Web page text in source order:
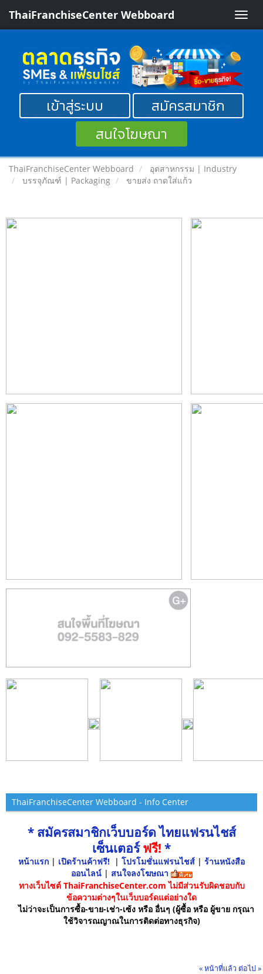
Toggle
ThaiFranchiseCenter Webboard
เข้าสู่ระบบ
สมัครสมาชิก
สนใจโฆษณา
ThaiFranchiseCenter Webboard
อุตสาหกรรม | Industry
บรรจุภัณฑ์ | Packaging
ขายส่ง ถาดใส่แก้ว
ThaiFranchiseCenter Webboard - Info Center
* สมัครสมาชิกเว็บบอร์ด ไทยแฟรนไชส์
เซ็นเตอร์ฟรี! *
หน้าแรก | เปิดร้านค้าฟรี! | โปรโมชั่นแฟรนไชส์ | ร้านหนังสือ
ออนไลน์ | สนใจลงโฆษณา
ทางเว็บไซต์ ThaiFranchiseCenter.com ไม่มีส่วนรับผิดชอบกับ
ข้อความต่างๆในเว็บบอร์ดแต่อย่างใด
ไม่ว่าจะเป็นการซื้อ-ขาย-เช่า-เซ้ง หรือ อื่นๆ (ผู้ซื้อ หรือ ผู้ขาย กรุณา
ใช้วิจารณญาณในการติดต่อทางธุรกิจ)
« หน้าที่แล้ว ต่อไป »